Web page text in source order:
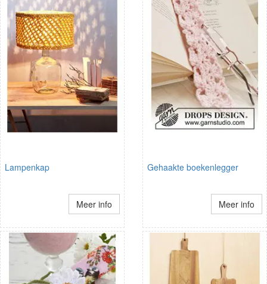
Lampenkap
Meer info
Gehaakte boekenlegger
Meer info